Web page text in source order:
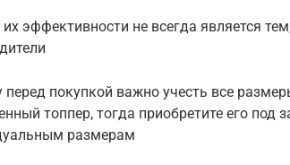
их эффективности не всегда является
перед покупкой важно учесть все
топпер, тогда приобретите его под
размерам